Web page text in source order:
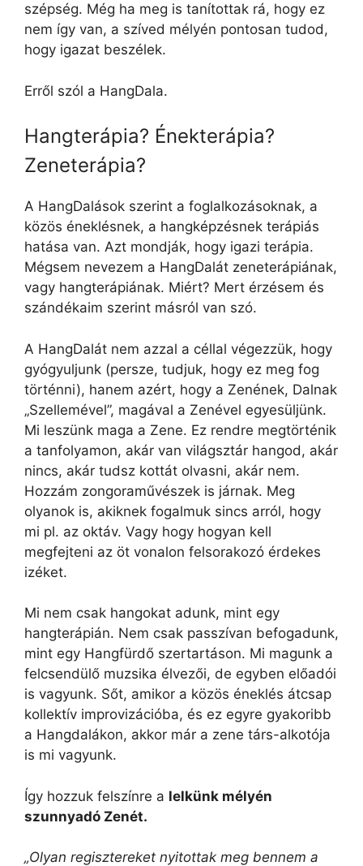
szépség. Még ha meg is tanítottak rá, hogy ez
nem így van, a szíved mélyén pontosan tudod,
hogy igazat beszélek.
Erről szól a HangDala.
Hangterápia? Énekterápia?
Zeneterápia?
A HangDalások szerint a foglalkozásoknak, a
közös éneklésnek, a hangképzésnek terápiás
hatása van. Azt mondják, hogy igazi terápia.
Mégsem nevezem a HangDalát zeneterápiának,
vagy hangterápiának. Miért? Mert érzésem és
szándékaim szerint másról van szó.
A HangDalát nem azzal a céllal végezzük, hogy
gyógyuljunk (persze, tudjuk, hogy ez meg fog
történni), hanem azért, hogy a Zenének, Dalnak
„Szellemével”, magával a Zenével egyesüljünk.
Mi leszünk maga a Zene. Ez rendre megtörténik
a tanfolyamon, akár van világsztár hangod, akár
nincs, akár tudsz kottát olvasni, akár nem.
Hozzám zongoraművészek is járnak. Meg
olyanok is, akiknek fogalmuk sincs arról, hogy
mi pl. az oktáv. Vagy hogy hogyan kell
megfejteni az öt vonalon felsorakozó érdekes
izéket.
Mi nem csak hangokat adunk, mint egy
hangterápián. Nem csak passzívan befogadunk,
mint egy Hangfürdő szertartáson. Mi magunk a
felcsendülő muzsika élvezői, de egyben előadói
is vagyunk. Sőt, amikor a közös éneklés átcsap
kollektív improvizációba, és ez egyre gyakoribb
a Hangdalákon, akkor már a zene társ-alkotója
is mi vagyunk.
Így hozzuk felszínre a lelkünk mélyén
szunnyadó Zenét.
„Olyan regisztereket nyitottak meg bennem a